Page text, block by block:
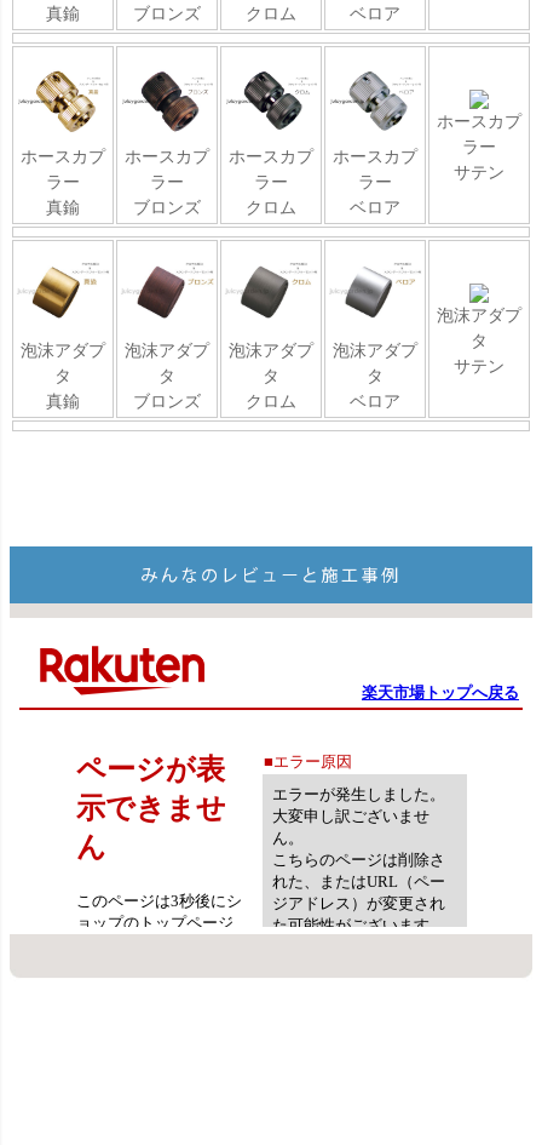
真鍮
ブロンズ
クロム
ベロア
ホースカプ
ラー
真鍮
ホースカプ
ラー
ブロンズ
ホースカプ
ラー
クロム
ホースカプ
ラー
ベロア
ホースカプ
ラー
サテン
泡沫アダプ
タ
真鍮
泡沫アダプ
タ
ブロンズ
泡沫アダプ
タ
クロム
泡沫アダプ
タ
ベロア
泡沫アダプ
タ
サテン